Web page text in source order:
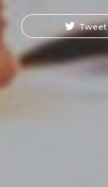
Tweet